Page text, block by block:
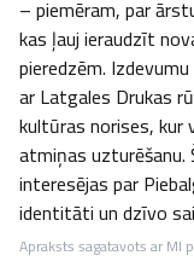
– piemēram, par
kas ļauj ieraudzīt
pieredzēm.
ar Latgales Drukas
kultūras norises, kur
atmiņas
interesējas par
identitāti un dzīvo
Apraksts sagatavots ar MI